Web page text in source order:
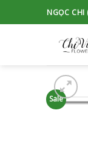
to
NGỌC
Sale